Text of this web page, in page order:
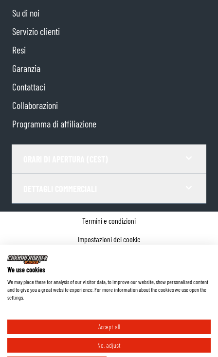
Su di noi
Servizio clienti
Resi
Garanzia
Contattaci
Collaborazioni
Programma di affiliazione
Termini e condizioni
Impostazioni dei cookie
©2026ChromeBurner - Tutti i diritti riservati.
We use cookies
We may place these for analysis of our visitor data, to improve our website, show personalised content
and to give you a great website experience. For more information about the cookies we use open the
settings.
Accept all
No, adjust